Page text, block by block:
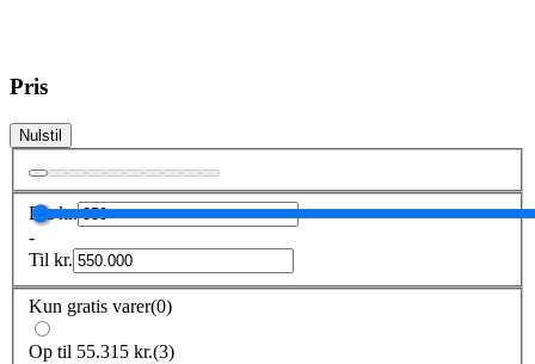
Pris
Nulstil
Frakr.
-
Til kr.
Kun gratis varer(0)
Op til 55.315 kr.(3)